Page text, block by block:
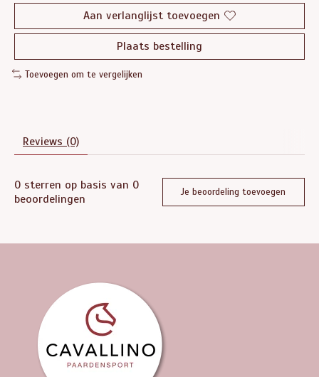
Aan verlanglijst toevoegen
Plaats bestelling
Toevoegen om te vergelijken
Reviews (0)
0 sterren op basis van 0
beoordelingen
Je beoordeling toevoegen